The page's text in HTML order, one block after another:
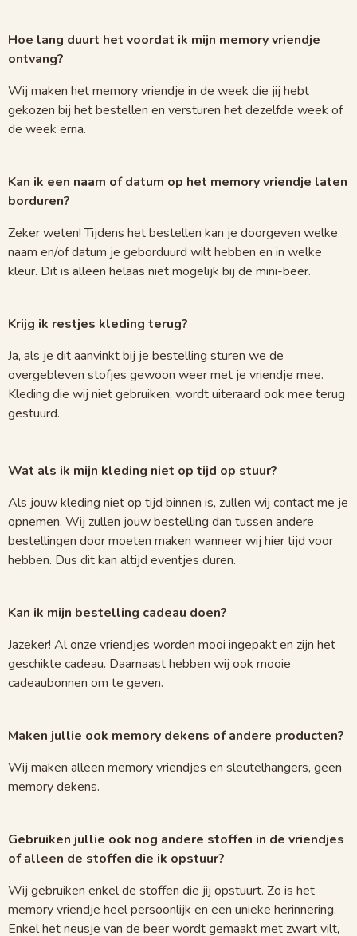
Hoe lang duurt het voordat ik mijn memory vriendje
ontvang?
Wij maken het memory vriendje in de week die jij hebt
gekozen bij het bestellen en versturen het dezelfde week of
de week erna.
Kan ik een naam of datum op het memory vriendje laten
borduren?
Zeker weten! Tijdens het bestellen kan je doorgeven welke
naam en/of datum je geborduurd wilt hebben en in welke
kleur. Dit is alleen helaas niet mogelijk bij de mini-beer.
Krijg ik restjes kleding terug?
Ja, als je dit aanvinkt bij je bestelling sturen we de
overgebleven stofjes gewoon weer met je vriendje mee.
Kleding die wij niet gebruiken, wordt uiteraard ook mee terug
gestuurd.
Wat als ik mijn kleding niet op tijd op stuur?
Als jouw kleding niet op tijd binnen is, zullen wij contact me je
opnemen. Wij zullen jouw bestelling dan tussen andere
bestellingen door moeten maken wanneer wij hier tijd voor
hebben. Dus dit kan altijd eventjes duren.
Kan ik mijn bestelling cadeau doen?
Jazeker! Al onze vriendjes worden mooi ingepakt en zijn het
geschikte cadeau. Daarnaast hebben wij ook mooie
cadeaubonnen om te geven.
Maken jullie ook memory dekens of andere producten?
Wij maken alleen memory vriendjes en sleutelhangers, geen
memory dekens.
Gebruiken jullie ook nog andere stoffen in de vriendjes
of alleen de stoffen die ik opstuur?
Wij gebruiken enkel de stoffen die jij opstuurt. Zo is het
memory vriendje heel persoonlijk en een unieke herinnering.
Enkel het neusje van de beer wordt gemaakt met zwart vilt,